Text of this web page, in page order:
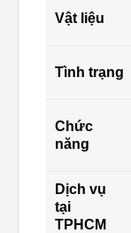
Vật liệu
Tình trạng
Chức
năng
Dịch vụ
tại
TPHCM